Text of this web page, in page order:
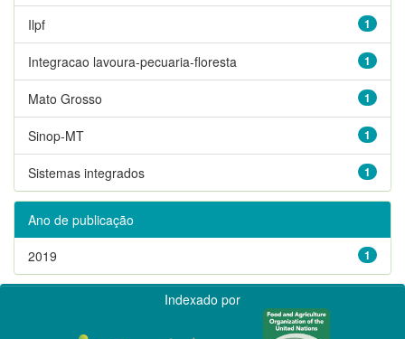
1
Ilpf
1
Integracao lavoura-pecuaria-floresta
1
Mato Grosso
1
Sinop-MT
1
Sistemas integrados
Ano de publicação
1
2019
Indexado por